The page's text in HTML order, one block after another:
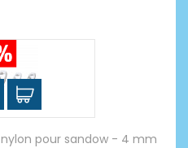
pour sandow - 4 mm